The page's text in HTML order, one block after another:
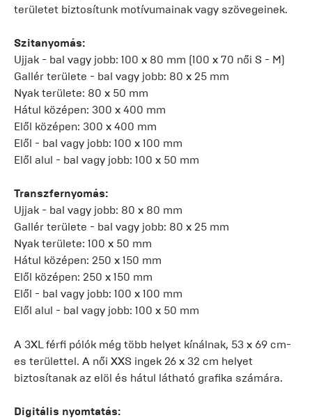
területet biztosítunk motívumainak vagy szövegeinek.
Szitanyomás:
Ujjak - bal vagy jobb: 100 x 80 mm (100 x 70 női S - M)
Gallér területe - bal vagy jobb: 80 x 25 mm
Nyak területe: 80 x 50 mm
Hátul középen: 300 x 400 mm
Elől középen: 300 x 400 mm
Elől - bal vagy jobb: 100 x 100 mm
Elől alul - bal vagy jobb: 100 x 50 mm
Transzfernyomás:
Ujjak - bal vagy jobb: 80 x 80 mm
Gallér területe - bal vagy jobb: 80 x 25 mm
Nyak területe: 100 x 50 mm
Hátul középen: 250 x 150 mm
Elől középen: 250 x 150 mm
Elől - bal vagy jobb: 100 x 100 mm
Elől alul - bal vagy jobb: 100 x 50 mm
A 3XL férfi pólók még több helyet kínálnak, 53 x 69 cm-
es területtel. A női XXS ingek 26 x 32 cm helyet
biztosítanak az elöl és hátul látható grafika számára.
Digitális nyomtatás: